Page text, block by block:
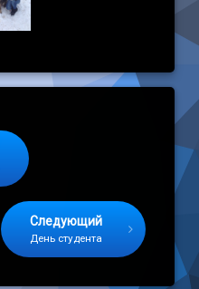
Следующий
День студента